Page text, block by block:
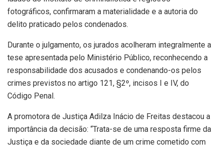
fotográficos, confirmaram a materialidade e a autoria do
delito praticado pelos condenados.
Durante o julgamento, os jurados acolheram integralmente a
tese apresentada pelo Ministério Público, reconhecendo a
responsabilidade dos acusados e condenando-os pelos
crimes previstos no artigo 121, §2º, incisos I e IV, do
Código Penal.
A promotora de Justiça Adilza Inácio de Freitas destacou a
importância da decisão: “Trata-se de uma resposta firme da
Justiça e da sociedade diante de um crime cometido com